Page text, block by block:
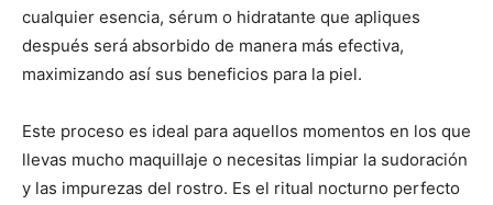
cualquier esencia, sérum o hidratante que apliques
después será absorbido de manera más efectiva,
maximizando así sus beneficios para la piel.
Este proceso es ideal para aquellos momentos en los que
llevas mucho maquillaje o necesitas limpiar la sudoración
y las impurezas del rostro. Es el ritual nocturno perfecto